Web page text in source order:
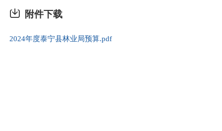
附件下载
2024年度泰宁县林业局预算.pdf